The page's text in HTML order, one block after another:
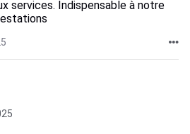
services. Indispensable à notre